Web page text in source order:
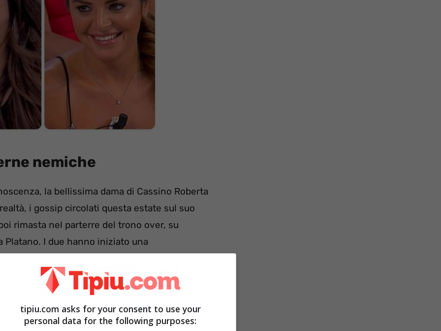
nemiche
la bellissima dama di Cassino Roberta
i gossip circolati questa estate sul suo
rimasta nel parterre del trono over, su
Platano. I due hanno iniziato una
Roberta molto coinvolta.
tipiu.com asks for your consent to use your
personal data for the following purposes: